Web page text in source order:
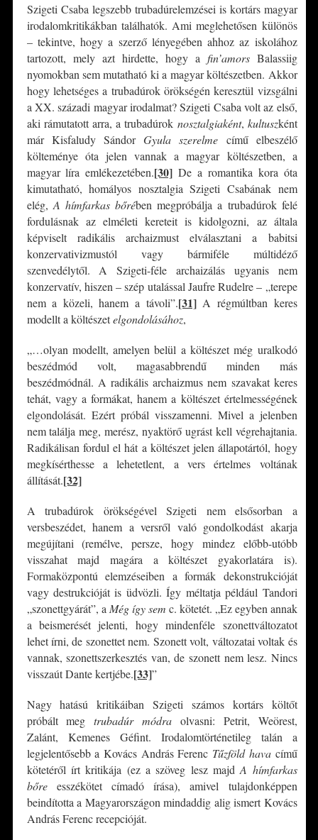
Szigeti Csaba legszebb trubadúrelemzései is kortárs magyar
irodalomkritikákban találhatók. Ami meglehetősen különös
– tekintve, hogy a szerző lényegében ahhoz az iskolához
tartozott, mely azt hirdette, hogy a fin’amors Balassiig
nyomokban sem mutatható ki a magyar költészetben. Akkor
hogy lehetséges a trubadúrok örökségén keresztül vizsgálni
a XX. századi magyar irodalmat? Szigeti Csaba volt az első,
aki rámutatott arra, a trubadúrok nosztalgiaként, kultuszként
már Kisfaludy SándorGyula szerelme című elbeszélő
költeménye óta jelen vannak a magyar költészetben, a
magyar líra emlékezetében.[30] De a romantika kora óta
kimutatható, homályos nosztalgia Szigeti Csabának nem
elég, A hímfarkas bőrében megpróbálja a trubadúrok felé
fordulásnak az elméleti kereteit is kidolgozni, az általa
képviselt radikális archaizmust elválasztani a babitsi
konzervativizmustól vagy bármiféle múltidéző
szenvedélytől. A Szigeti-féle archaizálás ugyanis nem
konzervatív, hiszen – szép utalással Jaufre Rudelre – „terepe
nem a közeli, hanem a távoli”.[31]A régmúltban keres
modellt a költészetelgondolásához,
„…olyan modellt, amelyen belül a költészet még uralkodó
beszédmód volt, magasabbrendű minden más
beszédmódnál. A radikális archaizmus nem szavakat keres
tehát, vagy a formákat, hanem a költészet értelmességének
elgondolását. Ezért próbál visszamenni. Mivel a jelenben
nem találja meg, merész, nyaktörő ugrást kell végrehajtania.
Radikálisan fordul el hát a költészet jelen állapotártól, hogy
megkísérthesse a lehetetlent, a vers értelmes voltának
állítását.[32]
A trubadúrok örökségével Szigeti nem elsősorban a
versbeszédet, hanem a versről való gondolkodást akarja
megújítani (remélve, persze, hogy mindez előbb-utóbb
visszahat majd magára a költészet gyakorlatára is).
Formaközpontú elemzéseiben a formák dekonstrukcióját
vagy destrukcióját is üdvözli. Így méltatja például Tandori
„szonettgyárát”, a Még így sem c. kötetét. „Ez egyben annak
a beismerését jelenti, hogy mindenféle szonettváltozatot
lehet írni, de szonettet nem. Szonett volt, változatai voltak és
vannak, szonettszerkesztés van, de szonett nem lesz. Nincs
visszaút Dante kertjébe.[33]”
Nagy hatású kritikáiban Szigeti számos kortárs költőt
próbált megtrubadúr módra olvasni: Petrit, Weörest,
Zalánt, Kemenes Géfint. Irodalomtörténetileg talán a
legjelentősebb a Kovács András Ferenc Tűzföld havacímű
kötetéről írt kritikája (ez a szöveg lesz majdA hímfarkas
bőreesszékötet címadó írása), amivel tulajdonképpen
beindította a Magyarországon mindaddig alig ismert Kovács
András Ferenc recepcióját.